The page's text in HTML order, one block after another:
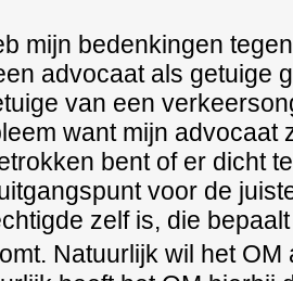
mijn bedenkingen
advocaat als getuige
van een
want mijn advocaat
bent of er dicht
voor de
zelf is, die
Natuurlijk wil het